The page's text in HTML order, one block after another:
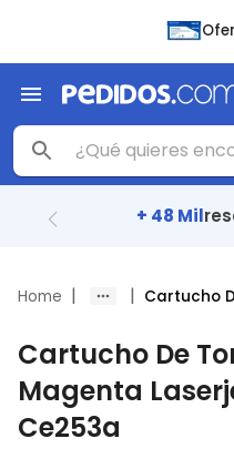
+ 48 Mil
Home | | Cartucho
Cartucho De
Magenta
Ce253a